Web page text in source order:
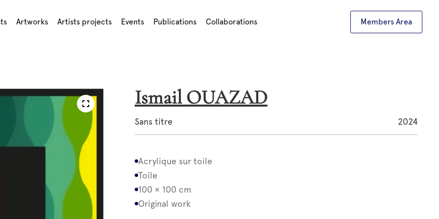
Artworks Artists projects Events Publications Collaborations Members Area
Ismail OUAZAD
Sans titre 2024
Acrylique sur toile
Toile
100 × 100 cm
Original work